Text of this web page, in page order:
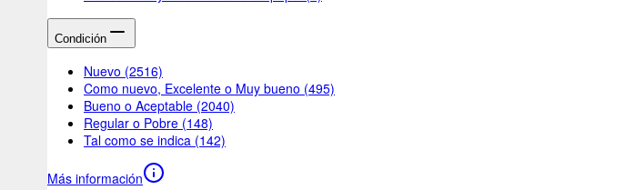
Condición
Nuevo (2516)
Como nuevo, Excelente o Muy bueno (495)
Bueno o Aceptable (2040)
Regular o Pobre (148)
Tal como se indica (142)
Más información